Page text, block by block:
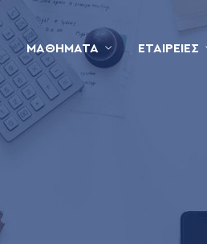
ΜΑΘΉΜΑΤΑ ΕΤΑΙΡΕΊΕΣ